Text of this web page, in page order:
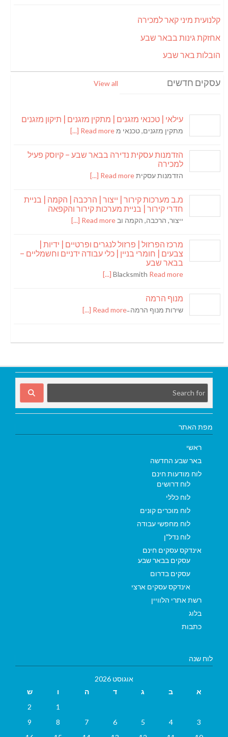
קלנועית מיני קאר למכירה
אחזקת גינות בבאר שבע
הובלות באר שבע
עסקים חדשים View all
עילאי | טכנאי מזגנים | מתקין מזגנים | תיקון מזגנים
מתקין מזגנים, טכנאי מRead more [...]
הזדמנות עסקית נדירה בבאר שבע – קיוסק פעיל
למכירה
הזדמנות עסקיתRead more [...]
מ.ב מערכות קירור | ייצור | הרכבה | הקמה | בניית
חדרי קירור | בניית מערכות קירור והקפאה
ייצור, הרכבה, הקמה וב Read more [...]
מרכז הפרזול | פרזול לנגרים ופרטיים | ידיות |
צבעים | חומרי בניין | כלי עבודה ידניים וחשמליים –
בבאר שבע
Blacksmith Read more [...]
מנוף הרמה
שירות מנוף הרמה ̵Read more [...]
מפת האתר
ראשי
באר שבע החדשה
לוח מודעות חינם
לוח דרושים
לוח כללי
לוח מוכרים קונים
לוח מחפשי עבודה
לוח נדל"ן
אינדקס עסקים חינם
עסקים בבאר שבע
עסקים בדרום
אינדקס עסקים ארצי
רשת אתרי הלוויין
בלוג
כתבות
לוח שנה
אוגוסט 2026
א
ב ג ד ה ו
ש
1
2
3
4
5
6
7
8
9